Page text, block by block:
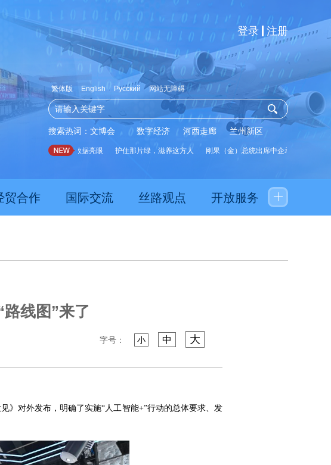
登录 注册
繁体版 English Русский 网站无障碍
搜索热词： 文博会 数字经济 河西走廊 兰州新区
半年新质生产力发展数据亮眼 护住那片绿，滋养这方人 刚果（金）总统出席中企承建水厂启用仪式
贸合作 国际交流 丝路观点 开放服务
线图”来了
字号： 小 中 大
》对外发布，明确了实施“人工智能+”行动的总体要求、发